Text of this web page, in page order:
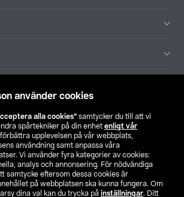
använder cookies
alla cookies” samtycker du till att vi
spårtekniker på din enhet enligt vår
upplevelsen på vår webbplats,
användning samt anpassa våra
Vi använder fyra kategorier av cookies:
analys och annonsering. För nödvändiga
samtycke eftersom dessa cookies är
på webbplatsen ska kunna fungera. Om
dina val kan du trycka på inställningar. Ditt
Hitta butik
SE NO FI